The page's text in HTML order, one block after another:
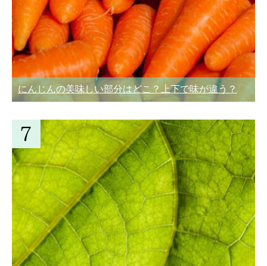
にんじんの美味しい部分はどこ？上下で味が違う？